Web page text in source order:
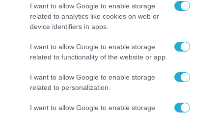
I want to allow Google to enable storage
related to analytics like cookies on web or
device identifiers in apps.
I want to allow Google to enable storage
related to functionality of the website or app.
I want to allow Google to enable storage
related to personalization.
I want to allow Google to enable storage